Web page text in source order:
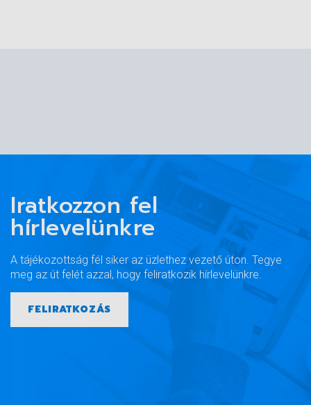
Iratkozzon fel
hírlevelünkre
A tájékozottság fél siker az üzlethez vezető úton. Tegye
meg az út felét azzal, hogy feliratkozik hírlevelünkre.
FELIRATKOZÁS